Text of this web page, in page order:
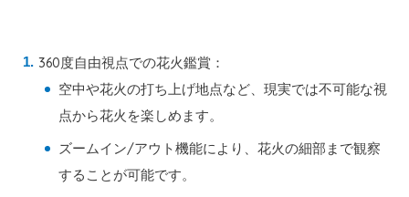
360度自由視点での花火鑑賞：
空中や花火の打ち上げ地点など、現実では不可能な視
点から花火を楽しめます。
ズームイン/アウト機能により、花火の細部まで観察
することが可能です。